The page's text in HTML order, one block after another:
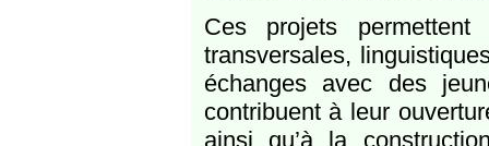
Ces projets
transversales,
échanges avec des
contribuent à leur
ainsi qu’à la